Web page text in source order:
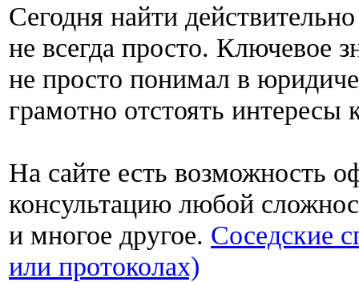
Сегодня найти
не всегда просто. Ключевое
не просто понимал в
грамотно отстоять интересы
На сайте есть возможность
консультацию любой
и многое другое. Соседские
или протоколах)